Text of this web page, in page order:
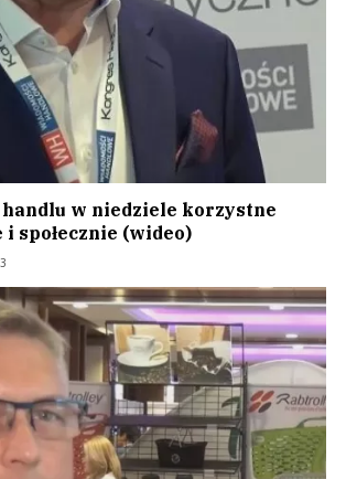
w niedziele korzystne
społecznie (wideo)